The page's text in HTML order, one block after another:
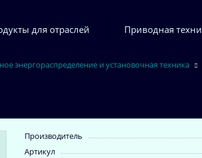
для отраслей Приводная
энергораспределение и установочная техника
Производитель
Артикул